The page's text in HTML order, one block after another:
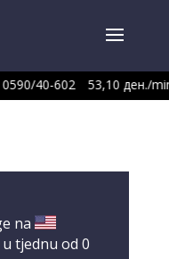
40-602 53,10 ден./min
na
tjednu od 0